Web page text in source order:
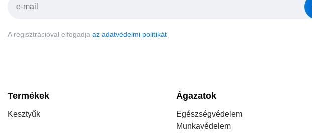
A regisztrációval elfogadja az adatvédelmi politikát
Termékek
Kesztyűk
Ágazatok
Egészségvédelem
Munkavédelem